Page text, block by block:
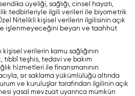
üyeliği, sağlığı, cinsel hayatı,
tedbirleriyle ilgili verileri ile biyometrik
Nitelikli kişisel verilerin ilgilisinin açık
işlenmeyeceğini beyan ve taahhüt
verilerin kamu sağlığının
tıbbî teşhis, tedavi ve bakım
hizmetleri ile finansmanının
sır saklama yükümlülüğü altında
ve kuruluşlar tarafından ilgilinin açık
yasal mevzuat uyarınca mümkün